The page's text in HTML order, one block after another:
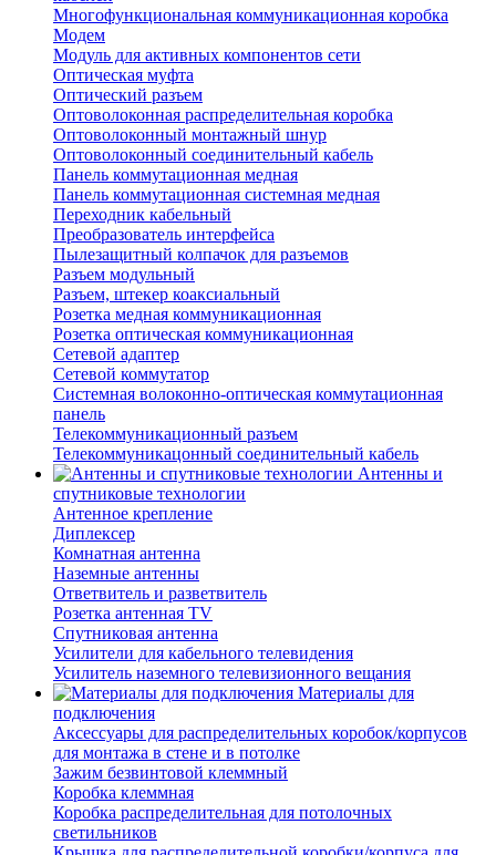
Многофункциональная коммуникационная коробка
Модем
Модуль для активных компонентов сети
Оптическая муфта
Оптический разъем
Оптоволоконная распределительная коробка
Оптоволоконный монтажный шнур
Оптоволоконный соединительный кабель
Панель коммутационная медная
Панель коммутационная системная медная
Переходник кабельный
Преобразователь интерфейса
Пылезащитный колпачок для разъемов
Разъем модульный
Разъем, штекер коаксиальный
Розетка медная коммуникационная
Розетка оптическая коммуникационная
Сетевой адаптер
Сетевой коммутатор
Системная волоконно-оптическая коммутационная
панель
Телекоммуникационный разъем
Телекоммуникацонный соединительный кабель
Антенны и
спутниковые технологии
Антенное крепление
Диплексер
Комнатная антенна
Наземные антенны
Ответвитель и разветвитель
Розетка антенная TV
Спутниковая антенна
Усилители для кабельного телевидения
Усилитель наземного телевизионного вещания
Материалы для
подключения
Аксессуары для распределительных коробок/корпусов
для монтажа в стене и в потолке
Зажим безвинтовой клеммный
Коробка клеммная
Коробка распределительная для потолочных
светильников